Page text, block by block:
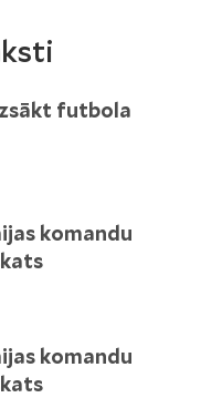
futbola
komandu
komandu